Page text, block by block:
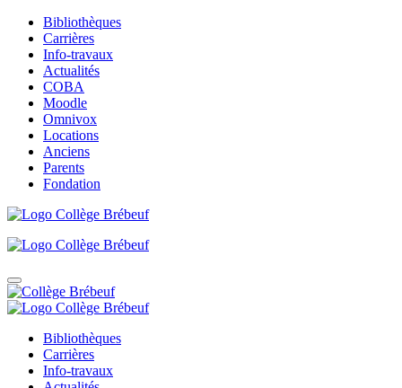
Bibliothèques
Carrières
Info-travaux
Actualités
COBA
Moodle
Omnivox
Locations
Anciens
Parents
Fondation
Bibliothèques
Carrières
Info-travaux